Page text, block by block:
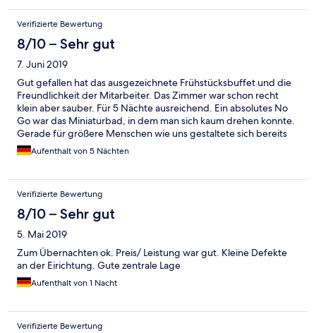
mehr los. Kuranwendungen haben wir nicht gemacht. Die
Pediküre im Haus dagegen war super. Bei polnischen Gästen ist
das Haus sehr beliebt. Wir werden dieses Hotel wieder buchen.
Verifizierte Bewertung
8/10 – Sehr gut
7. Juni 2019
Gut gefallen hat das ausgezeichnete Frühstücksbuffet und die
Freundlichkeit der Mitarbeiter. Das Zimmer war schon recht
klein aber sauber. Für 5 Nächte ausreichend. Ein absolutes No
Go war das Miniaturbad, in dem man sich kaum drehen konnte.
Gerade für größere Menschen wie uns gestaltete sich bereits
der Toilettengang als Herausforderung, 2 cm längere Beine und
man hat das Waschbecken auf dem Schoß. Also klarer
Aufenthalt von 5 Nächten
Verifizierte Bewertung
8/10 – Sehr gut
5. Mai 2019
Zum Übernachten ok. Preis/ Leistung war gut. Kleine Defekte
an der Eirichtung. Gute zentrale Lage
Aufenthalt von 1 Nacht
Verifizierte Bewertung